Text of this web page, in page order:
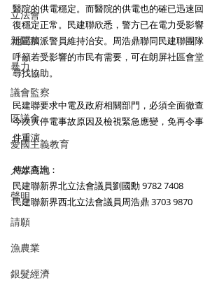
立法會
新聞稿
暴力
議會監察
區議會
愛國主義教育
人才高地
聲明
請願
漁農業
銀髮經濟
醫院的供電穩定。而醫院的供電也的確已迅速回
復穩定正常。民建聯欣悉，警方已在電力受影響
地區加派警員維持治安。周浩鼎聯同民建聯團隊
呼籲若受影響的市民有需要，可在朗屏社區會堂
尋找協助。
民建聯要求中電及政府相關部門，必須全面徹查
今次大停電事故原因及檢視緊急應變，免再令事
件重演。
傳媒查詢：
民建聯新界北立法會議員劉國勳 9782 7408
民建聯新界西北立法會議員周浩鼎 3703 9870